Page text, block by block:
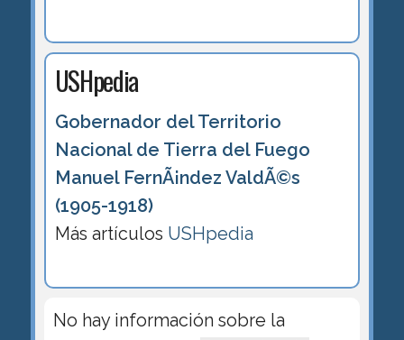
USHpedia
Gobernador del Territorio
Nacional de Tierra del Fuego
Manuel FernÃ¡ndez ValdÃ©s
(1905-1918)
Más artículos USHpedia
No hay información sobre la